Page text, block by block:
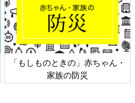
感じる」と俊希さん。
人の生活は大きく変わります。
の仕事の合間に、近所の大工
改修工事をするなど新生活の
「もしものときの」赤ちゃん・
家族の防災